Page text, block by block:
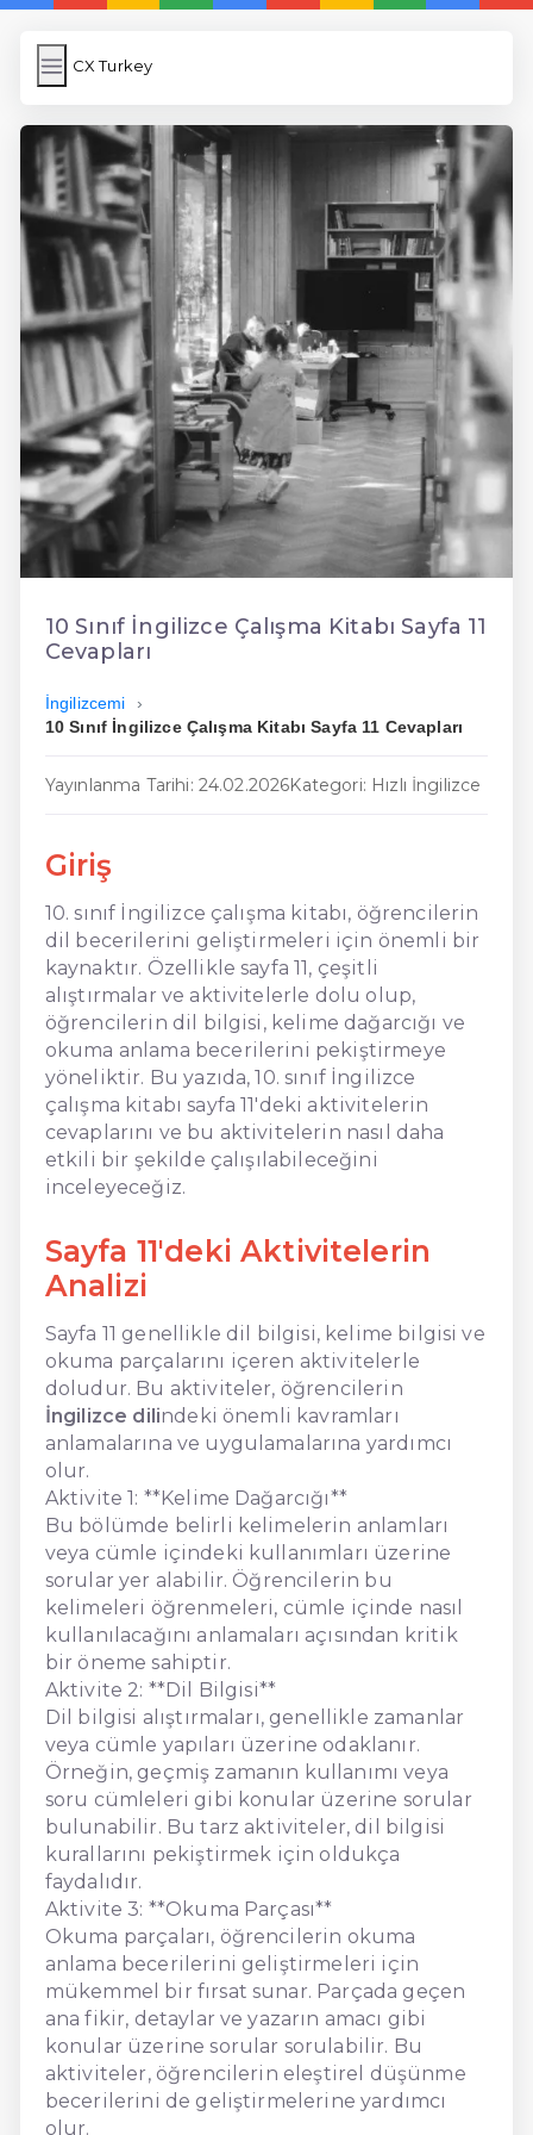
CX Turkey
CX Turkey
Link Kısaltma
WP Cache
Anasayfa
iOS İngilizce Kelime
5 Günde İngilizce
İngilizce
Dil Eğitimi
En Hızlı İngilizce
En Kolay İngilizce
En Ucuz İngilizce
En Uygun İngilizce
Hızlı İngilizce
10 Sınıf İngilizce Çalışma Kitabı Sayfa 11
Cevapları
İngilizcemi
10 Sınıf İngilizce Çalışma Kitabı Sayfa 11 Cevapları
Yayınlanma Tarihi: 24.02.2026Kategori: Hızlı İngilizce
Giriş
10. sınıf İngilizce çalışma kitabı, öğrencilerin
dil becerilerini geliştirmeleri için önemli bir
kaynaktır. Özellikle sayfa 11, çeşitli
alıştırmalar ve aktivitelerle dolu olup,
öğrencilerin dil bilgisi, kelime dağarcığı ve
okuma anlama becerilerini pekiştirmeye
yöneliktir. Bu yazıda, 10. sınıf İngilizce
çalışma kitabı sayfa 11'deki aktivitelerin
cevaplarını ve bu aktivitelerin nasıl daha
etkili bir şekilde çalışılabileceğini
inceleyeceğiz.
Sayfa 11'deki Aktivitelerin
Analizi
Sayfa 11 genellikle dil bilgisi, kelime bilgisi ve
okuma parçalarını içeren aktivitelerle
doludur. Bu aktiviteler, öğrencilerin
İngilizce dilindeki önemli kavramları
anlamalarına ve uygulamalarına yardımcı
olur.
Aktivite 1: **Kelime Dağarcığı**
Bu bölümde belirli kelimelerin anlamları
veya cümle içindeki kullanımları üzerine
sorular yer alabilir. Öğrencilerin bu
kelimeleri öğrenmeleri, cümle içinde nasıl
kullanılacağını anlamaları açısından kritik
bir öneme sahiptir.
Aktivite 2: **Dil Bilgisi**
Dil bilgisi alıştırmaları, genellikle zamanlar
veya cümle yapıları üzerine odaklanır.
Örneğin, geçmiş zamanın kullanımı veya
soru cümleleri gibi konular üzerine sorular
bulunabilir. Bu tarz aktiviteler, dil bilgisi
kurallarını pekiştirmek için oldukça
faydalıdır.
Aktivite 3: **Okuma Parçası**
Okuma parçaları, öğrencilerin okuma
anlama becerilerini geliştirmeleri için
mükemmel bir fırsat sunar. Parçada geçen
ana fikir, detaylar ve yazarın amacı gibi
konular üzerine sorular sorulabilir. Bu
aktiviteler, öğrencilerin eleştirel düşünme
becerilerini de geliştirmelerine yardımcı
olur.